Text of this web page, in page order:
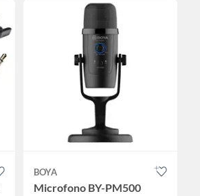
BOYA
Microfono BY-PM500